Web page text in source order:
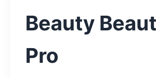
Beauty
Pro